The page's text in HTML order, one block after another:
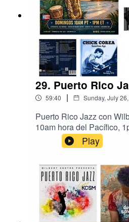
29. Puerto Rico
59:40 | Sunday, July
Puerto Rico Jazz con
10am hora del Pacífico,
#puertoricojazz #radio
91 HD2, the Bay Area's
/
música de los pianistas
Corea.
Play